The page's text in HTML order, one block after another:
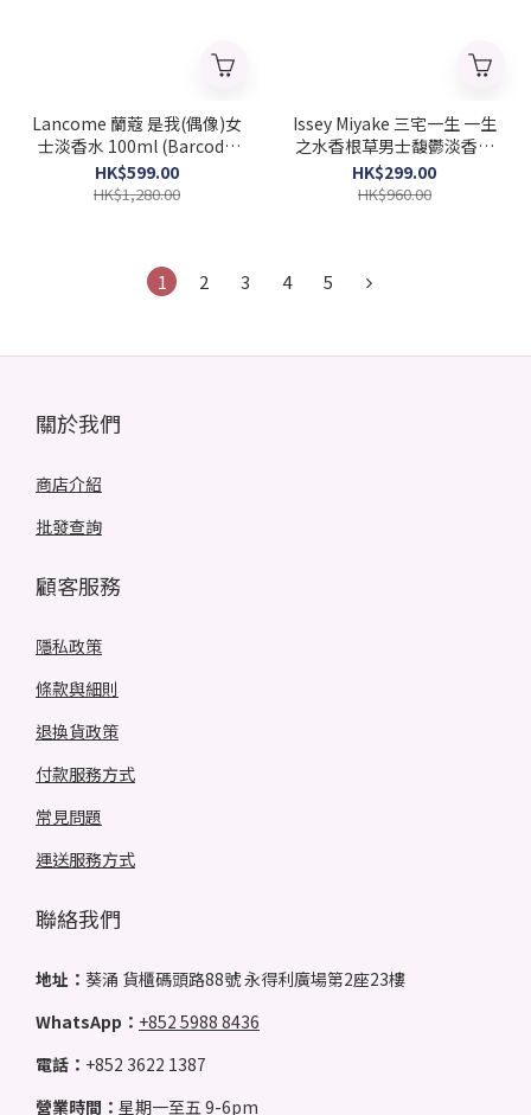
Lancome 蘭蔻 是我(偶像)女
士淡香水 100ml (Barcode:
3614274078565)
HK$599.00
HK$1,280.00
Issey Miyake 三宅一生 一生
之水香根草男士馥鬱淡香水
100ml (Barcode：
3423222090722)
HK$299.00
HK$960.00
1 2 3 4 5
關於我們
商店介紹
批發查詢
顧客服務
隱私政策
條款與細則
退換貨政策
付款服務方式
常見問題
運送服務方式
聯絡我們
地址： 葵涌 貨櫃碼頭路88號 永得利廣場第2座23樓
WhatsApp： +852 5988 8436
電話： +852 3622 1387
營業時間： 星期一至五 9-6pm